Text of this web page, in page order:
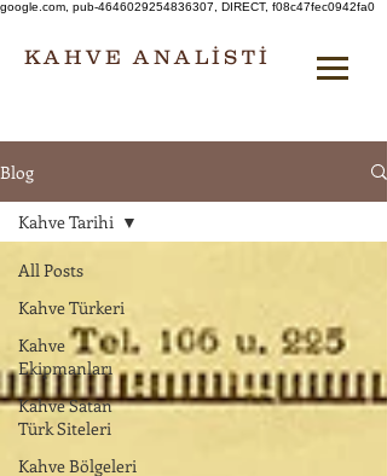
google.com, pub-4646029254836307, DIRECT, f08c47fec0942fa0
KAHVE ANALİSTİ
Blog
All Posts
Kahve Türkeri
Kahve
Ekipmanları
Kahve Satan
Türk Siteleri
Kahve Bölgeleri
Kahve Tarihi